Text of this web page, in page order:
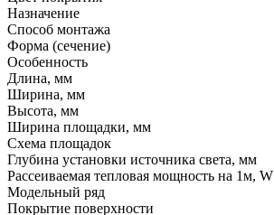
Назначение
Способ монтажа
Форма (сечение)
Особенность
Длина, мм
Ширина, мм
Высота, мм
Ширина площадки, мм
Схема площадок
Глубина установки источника света, мм
Рассеиваемая тепловая мощность на 1м, W
Модельный ряд
Покрытие поверхности